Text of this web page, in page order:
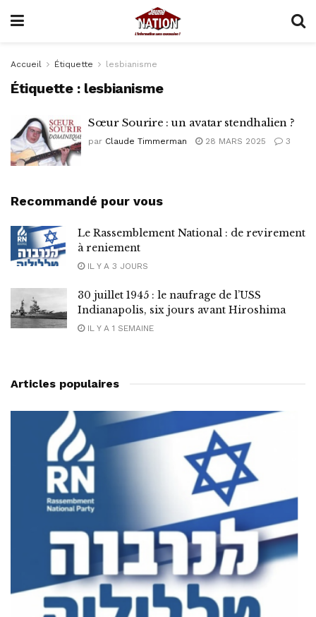
Accueil Étiquette lesbianisme
Étiquette : lesbianisme
Sœur Sourire : un avatar stendhalien ?
par Claude Timmerman 28 MARS 2025 3
Recommandé pour vous
Le Rassemblement National : de revirement
à reniement
IL Y A 3 JOURS
30 juillet 1945 : le naufrage de l’USS
Indianapolis, six jours avant Hiroshima
IL Y A 1 SEMAINE
Articles populaires